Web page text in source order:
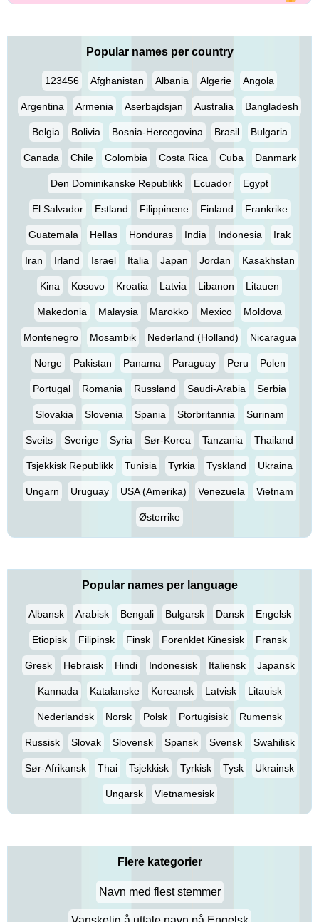
Popular names per country
123456 Afghanistan Albania Algerie Angola
Argentina Armenia Aserbajdsjan Australia Bangladesh
Belgia Bolivia Bosnia-Hercegovina Brasil Bulgaria
Canada Chile Colombia Costa Rica Cuba Danmark
Den Dominikanske Republikk Ecuador Egypt
El Salvador Estland Filippinene Finland Frankrike
Guatemala Hellas Honduras India Indonesia Irak
Iran Irland Israel Italia Japan Jordan Kasakhstan
Kina Kosovo Kroatia Latvia Libanon Litauen
Makedonia Malaysia Marokko Mexico Moldova
Montenegro Mosambik Nederland (Holland) Nicaragua
Norge Pakistan Panama Paraguay Peru Polen
Portugal Romania Russland Saudi-Arabia Serbia
Slovakia Slovenia Spania Storbritannia Surinam
Sveits Sverige Syria Sør-Korea Tanzania Thailand
Tsjekkisk Republikk Tunisia Tyrkia Tyskland Ukraina
Ungarn Uruguay USA (Amerika) Venezuela Vietnam
Østerrike
Popular names per language
Albansk Arabisk Bengali Bulgarsk Dansk Engelsk
Etiopisk Filipinsk Finsk Forenklet Kinesisk Fransk
Gresk Hebraisk Hindi Indonesisk Italiensk Japansk
Kannada Katalanske Koreansk Latvisk Litauisk
Nederlandsk Norsk Polsk Portugisisk Rumensk
Russisk Slovak Slovensk Spansk Svensk Swahilisk
Sør-Afrikansk Thai Tsjekkisk Tyrkisk Tysk Ukrainsk
Ungarsk Vietnamesisk
Flere kategorier
Navn med flest stemmer